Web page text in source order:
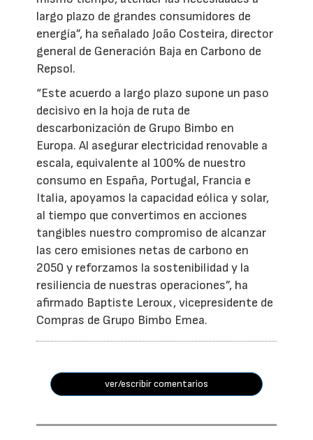
largo plazo de grandes consumidores de
energía”, ha señalado João Costeira, director
general de Generación Baja en Carbono de
Repsol.
“Este acuerdo a largo plazo supone un paso
decisivo en la hoja de ruta de
descarbonización de Grupo Bimbo en
Europa. Al asegurar electricidad renovable a
escala, equivalente al 100% de nuestro
consumo en España, Portugal, Francia e
Italia, apoyamos la capacidad eólica y solar,
al tiempo que convertimos en acciones
tangibles nuestro compromiso de alcanzar
las cero emisiones netas de carbono en
2050 y reforzamos la sostenibilidad y la
resiliencia de nuestras operaciones”, ha
afirmado Baptiste Leroux, vicepresidente de
Compras de Grupo Bimbo Emea.
ver/escribir comentarios